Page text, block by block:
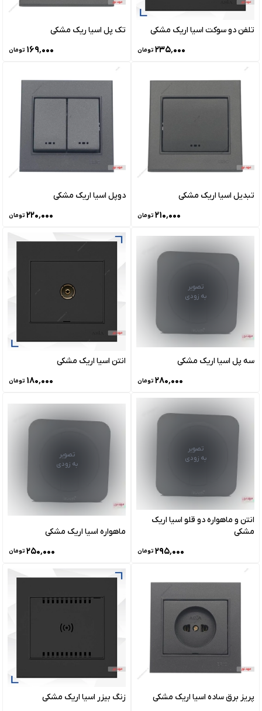
تلفن دو سوکت اسیا اریک مشکی
۲۳۵٬۰۰۰ تومان
تک پل اسیا ریک مشکی
۱۶۹٬۰۰۰ تومان
تبدیل اسیا اریک مشکی
۲۱۰٬۰۰۰ تومان
دوپل اسیا اریک مشکی
۲۲۰٬۰۰۰ تومان
تصویر
به زودی
سه پل اسیا اریک مشکی
۲۸۰٬۰۰۰ تومان
انتن اسیا اریک مشکی
۱۸۰٬۰۰۰ تومان
تصویر
به زودی
انتن و ماهواره دو قلو اسیا اریک
مشکی
۲۹۵٬۰۰۰ تومان
تصویر
به زودی
ماهواره اسیا اریک مشکی
۲۵۰٬۰۰۰ تومان
پریز برق ساده اسیا اریک مشکی زنگ بیزر اسیا اریک مشکی